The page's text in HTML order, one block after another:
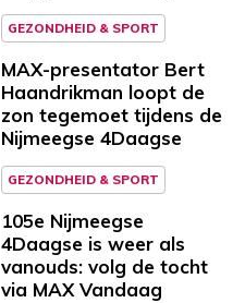
GEZONDHEID & SPORT
MAX-presentator Bert
Haandrikman loopt de
zon tegemoet tijdens de
Nijmeegse 4Daagse
GEZONDHEID & SPORT
105e Nijmeegse
4Daagse is weer als
vanouds: volg de tocht
via MAX Vandaag